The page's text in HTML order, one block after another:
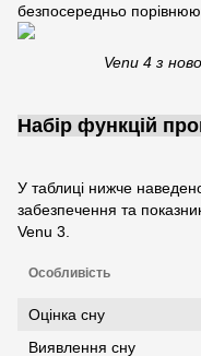
безпосередньо
Venu 4 з
Набір функцій
У таблиці нижче
забезпечення та
Venu 3.
Особливість
Оцінка сну
Виявлення сну